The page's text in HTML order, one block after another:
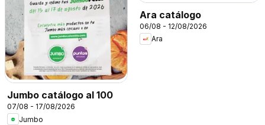
Jumbo catálogo al 100
07/08 - 17/08/2026
Jumbo
Ara catálogo
06/08 - 12/08/2026
Ara